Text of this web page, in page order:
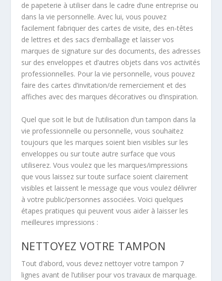
de papeterie à utiliser dans le cadre d’une entreprise ou
dans la vie personnelle. Avec lui, vous pouvez
facilement fabriquer des cartes de visite, des en-têtes
de lettres et des sacs d’emballage et laisser vos
marques de signature sur des documents, des adresses
sur des enveloppes et d’autres objets dans vos activités
professionnelles. Pour la vie personnelle, vous pouvez
faire des cartes d’invitation/de remerciement et des
affiches avec des marques décoratives ou d’inspiration.
Quel que soit le but de l’utilisation d’un tampon dans la
vie professionnelle ou personnelle, vous souhaitez
toujours que les marques soient bien visibles sur les
enveloppes ou sur toute autre surface que vous
utiliserez. Vous voulez que les marques/impressions
que vous laissez sur toute surface soient clairement
visibles et laissent le message que vous voulez délivrer
à votre public/personnes associées. Voici quelques
étapes pratiques qui peuvent vous aider à laisser les
meilleures impressions :
NETTOYEZ VOTRE TAMPON
Tout d’abord, vous devez nettoyer votre tampon 7
lignes avant de l’utiliser pour vos travaux de marquage.